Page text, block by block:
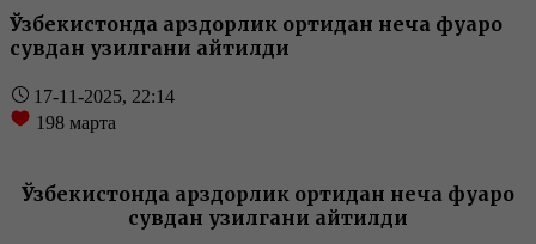
Ўзбекистонда қарздорлик ортидан неча фуқаро
сувдан узилгани айтилди
17-11-2025, 22:14
198 марта
Ўзбекистонда қарздорлик ортидан неча фуқаро
сувдан узилгани айтилди